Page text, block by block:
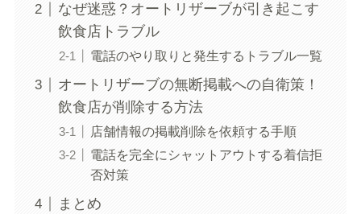
なぜ迷惑？オートリザーブが引き起こす
飲食店トラブル
電話のやり取りと発生するトラブル一覧
オートリザーブの無断掲載への自衛策！
飲食店が削除する方法
店舗情報の掲載削除を依頼する手順
電話を完全にシャットアウトする着信拒
否対策
まとめ